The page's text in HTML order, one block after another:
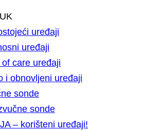
uređaji
uređaji
of care uređaji
i obnovljeni uređaji
sonde
sonde
– korišteni uređaji!